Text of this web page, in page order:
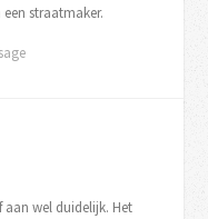
straatmaker.
aan wel duidelijk. Het